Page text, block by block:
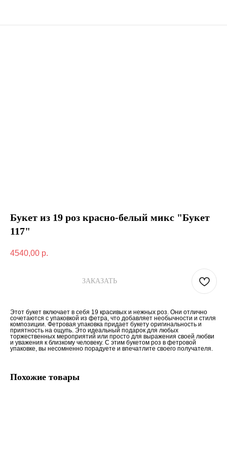
Букет из 19 роз красно-белый микс "Букет
117"
4540,00 р.
ЗАКАЗАТЬ
Этот букет включает в себя 19 красивых и нежных роз. Они отлично
сочетаются с упаковкой из фетра, что добавляет необычности и стиля
композиции. Фетровая упаковка придает букету оригинальность и
приятность на ощупь. Это идеальный подарок для любых
торжественных мероприятий или просто для выражения своей любви
и уважения к близкому человеку. С этим букетом роз в фетровой
упаковке, вы несомненно порадуете и впечатлите своего получателя.
Похожие товары